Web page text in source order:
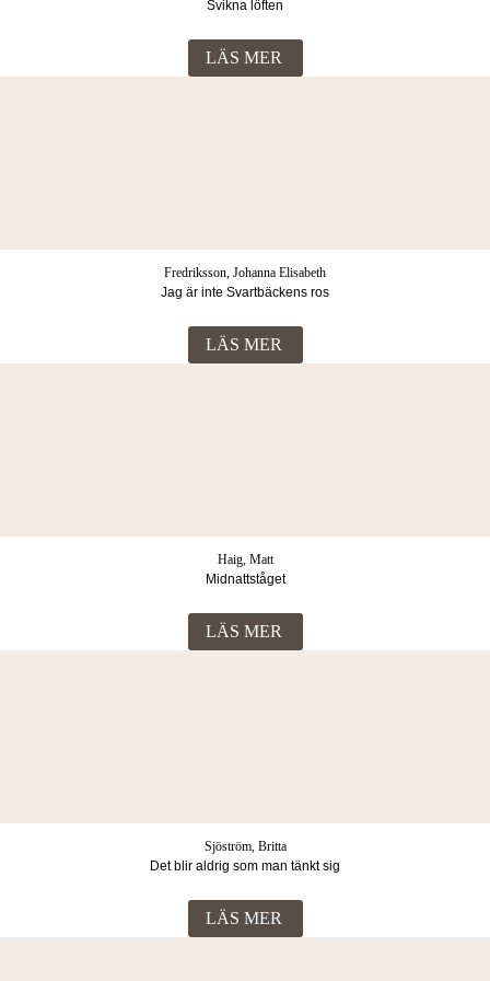
Svikna löften
LÄS MER
Fredriksson, Johanna Elisabeth
Jag är inte Svartbäckens ros
LÄS MER
Haig, Matt
Midnattståget
LÄS MER
Sjöström, Britta
Det blir aldrig som man tänkt sig
LÄS MER